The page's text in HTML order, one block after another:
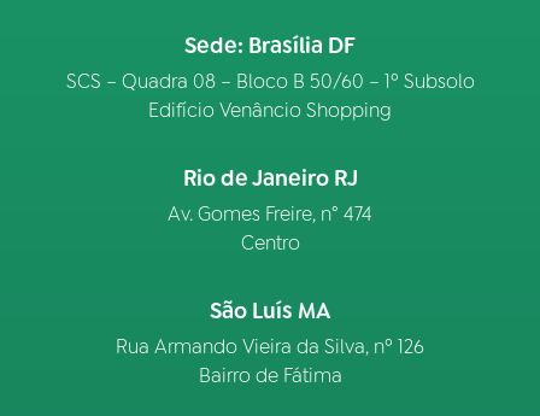
Sede: Brasília DF
SCS – Quadra 08 – Bloco B 50/60 – 1º Subsolo
Edifício Venâncio Shopping
Rio de Janeiro RJ
Av. Gomes Freire, n° 474
Centro
São Luís MA
Rua Armando Vieira da Silva, nº 126
Bairro de Fátima